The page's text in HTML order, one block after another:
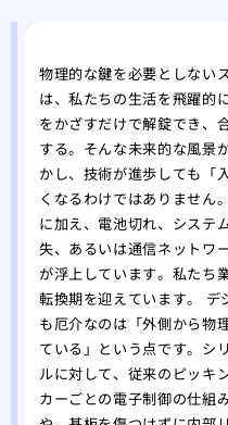
物理的な鍵を必要としない
は、私たちの生活を飛躍的
をかざすだけで解錠でき、
する。そんな未来的な風景
かし、技術が進歩しても「
くなるわけではありません
に加え、電池切れ、システ
失、あるいは通信ネットワ
が浮上しています。私たち
転換期を迎えています。
も厄介なのは「外側から物
ている」という点です。シ
ルに対して、従来のピッキ
カーごとの電子制御の仕組